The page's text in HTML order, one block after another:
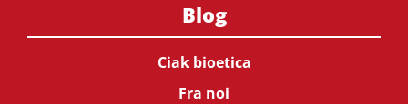
Blog
Ciak bioetica
Fra noi